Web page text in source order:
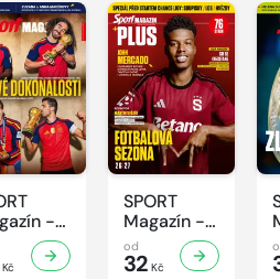
-
Kč
SPORT
Magazín -
30/2026
od
32 Kč